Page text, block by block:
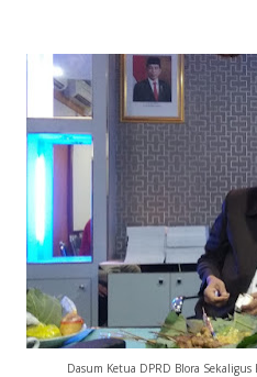
Dasum Ketua DPRD Blora